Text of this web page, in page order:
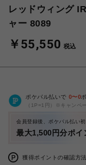
レッドウィング
ャー 8089
￥55,550 税込
ポケパル払いで 0〜0
（1P=1円）※キャンペ
会員登録後、ポケパル払い
最大1,500円分ポイ
獲得ポイントの確認方